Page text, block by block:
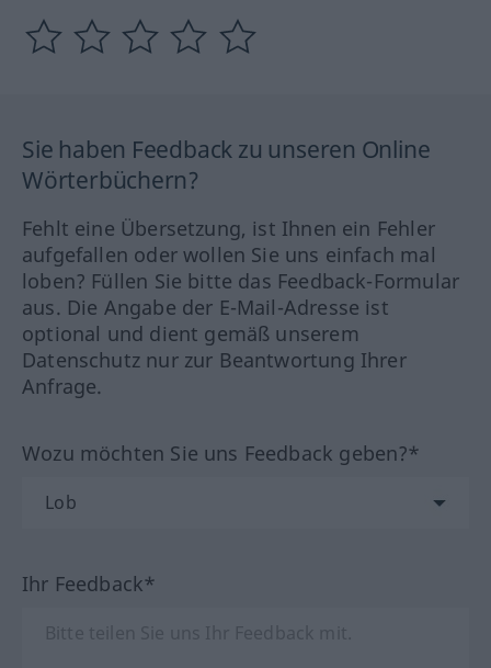
Sie haben Feedback zu unseren Online
Wörterbüchern?
Fehlt eine Übersetzung, ist Ihnen ein Fehler
aufgefallen oder wollen Sie uns einfach mal
loben? Füllen Sie bitte das Feedback-Formular
aus. Die Angabe der E-Mail-Adresse ist
optional und dient gemäß unserem
Datenschutz nur zur Beantwortung Ihrer
Anfrage.
Wozu möchten Sie uns Feedback geben?*
Ihr Feedback*